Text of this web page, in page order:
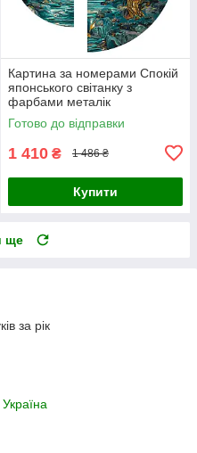
Картина за номерами Спокій
японського світанку з
фарбами металік
(напівкруги) 70*70 Origami
(OSR1009)
Готово до відправки
1 410 ₴ 1 486 ₴
Купити
ще
за рік